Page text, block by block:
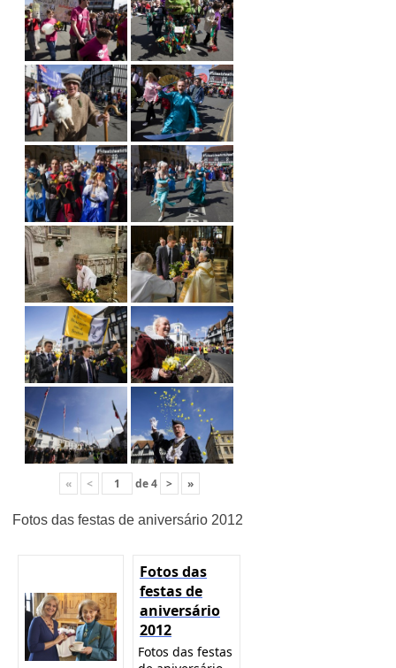
« < de4 > »
Fotos das festas de aniversário 2012
Fotos das
festas de
aniversário
2012
Fotos das festas